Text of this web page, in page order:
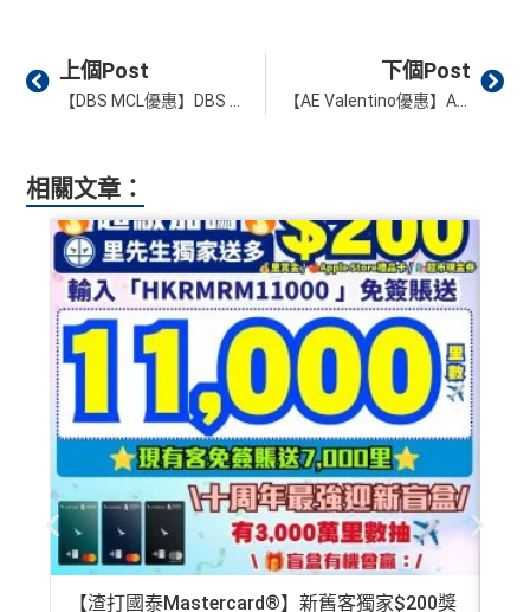
Prev
上個Post 下個Post
【AE Valentino優惠】AE信用卡於Valentino門市、網店或手機App累積簽賬滿HK$7,500或以上，可享HK$1,500簽賬回贈
相關文章：
【渣打國泰Mastercard®】新舊客獨家$200獎